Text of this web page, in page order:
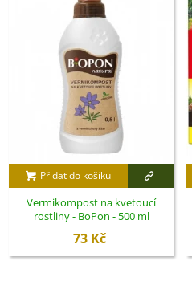
Přidat do košíku
Vermikompost na kvetoucí
rostliny - BoPon - 500 ml
73 Kč